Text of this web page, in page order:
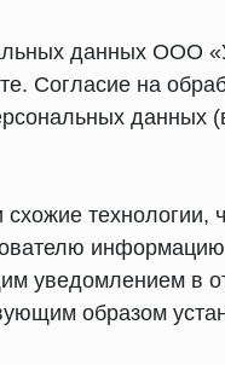
данных ООО
Согласие на
технологии,
уведомлением в
образом